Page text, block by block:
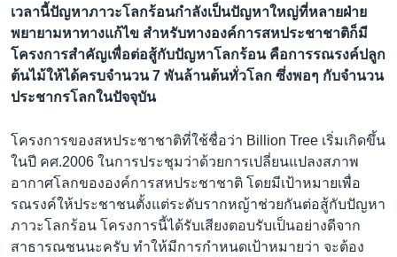
หลัก
ข้าม
ไป
การ
ธุรกิจ
วิทยาศาสตร์
สังคมและสุขภาพ
ไลฟ์สไตล์
ตรวจสอบข่าว
เรียนรู้ภาษาอังกฤษ
พอดคาสต์
ติดตามเรา
เวลานี้ปัญหาภาวะโลกร้อนกำลังเป็นปัญหาใหญ่ที่หลายฝ่าย
พยายามหาทางแก้ไข สำหรับทางองค์การสหประชาชาติก็มี
โครงการสำคัญเพื่อต่อสู้กับปัญหาโลกร้อน คือการรณรงค์ปลูก
ต้นไม้ให้ได้ครบจำนวน 7 พันล้านต้นทั่วโลก ซึ่งพอๆ กับจำนวน
ประชากรโลกในปัจจุบัน
โครงการของสหประชาชาติที่ใช้ชื่อว่า Billion Tree เริ่มเกิดขึ้น
ในปี คศ.2006 ในการประชุมว่าด้วยการเปลี่ยนแปลงสภาพ
อากาศโลกขององค์การสหประชาชาติ โดยมีเป้าหมายเพื่อ
รณรงค์ให้ประชาชนตั้งแต่ระดับรากหญ้าช่วยกันต่อสู้กับปัญหา
ภาวะโลกร้อน โครงการนี้ได้รับเสียงตอบรับเป็นอย่างดีจาก
สาธารณชนนะครับ ทำให้มีการกำหนดเป้าหมายว่า จะต้อง